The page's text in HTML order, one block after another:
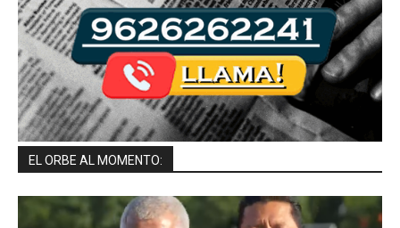
EL ORBE AL MOMENTO: